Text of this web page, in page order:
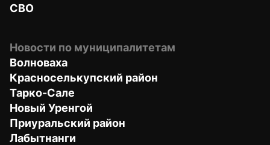
СВО
Новости по муниципалитетам
Волноваха
Красноселькупский район
Тарко-Сале
Новый Уренгой
Приуральский район
Лабытнанги